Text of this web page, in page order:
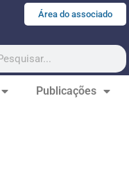
Área do associado
Publicações